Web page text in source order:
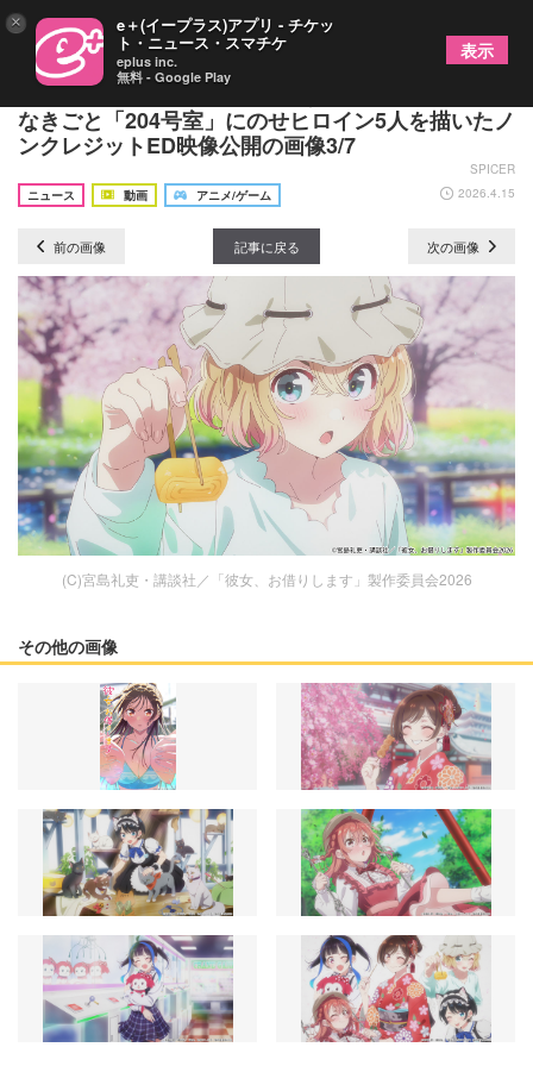
TVアニメ『彼女、お借りします』第5期、EDテーマ
なきごと「204号室」にのせヒロイン5人を描いたノ
ンクレジットED映像公開の画像3/7
SPICER
ニュース
動画 アニメ/ゲーム 2026.4.15
前の画像 記事に戻る 次の画像
(C)宮島礼吏・講談社／「彼女、お借りします」製作委員会2026
その他の画像
× e＋(イープラス)アプリ - チケッ
ト・ニュース・スマチケ
eplus inc.
無料 - Google Play
表示